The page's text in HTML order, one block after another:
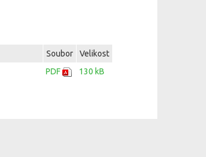
Soubor
Velikost
PDF 130 kB